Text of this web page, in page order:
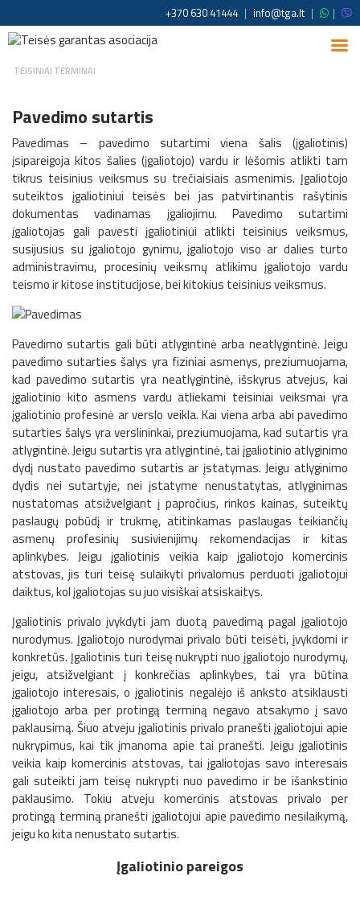
+370 630 41444 | info@tga.lt | |
TEISINIAI TERMINAI
Pavedimo sutartis
Pavedimas – pavedimo sutartimi viena šalis (įgaliotinis)
įsipareigoja kitos šalies (įgaliotojo) vardu ir lėšomis atlikti tam
tikrus teisinius veiksmus su trečiaisiais asmenimis. Įgaliotojo
suteiktos įgaliotiniui teisės bei jas patvirtinantis rašytinis
dokumentas vadinamas įgaliojimu. Pavedimo sutartimi
įgaliotojas gali pavesti įgaliotiniui atlikti teisinius veiksmus,
susijusius su įgaliotojo gynimu, įgaliotojo viso ar dalies turto
administravimu, procesinių veiksmų atlikimu įgaliotojo vardu
teismo ir kitose institucijose, bei kitokius teisinius veiksmus.
Pavedimo sutartis gali būti atlygintinė arba neatlygintinė. Jeigu
pavedimo sutarties šalys yra fiziniai asmenys, preziumuojama,
kad pavedimo sutartis yra neatlygintinė, išskyrus atvejus, kai
įgaliotinio kito asmens vardu atliekami teisiniai veiksmai yra
įgaliotinio profesinė ar verslo veikla. Kai viena arba abi pavedimo
sutarties šalys yra verslininkai, preziumuojama, kad sutartis yra
atlygintinė. Jeigu sutartis yra atlygintinė, tai įgaliotinio atlyginimo
dydį nustato pavedimo sutartis ar įstatymas. Jeigu atlyginimo
dydis nei sutartyje, nei įstatyme nenustatytas, atlyginimas
nustatomas atsižvelgiant į papročius, rinkos kainas, suteiktų
paslaugų pobūdį ir trukmę, atitinkamas paslaugas teikiančių
asmenų profesinių susivienijimų rekomendacijas ir kitas
aplinkybes. Jeigu įgaliotinis veikia kaip įgaliotojo komercinis
atstovas, jis turi teisę sulaikyti privalomus perduoti įgaliotojui
daiktus, kol įgaliotojas su juo visiškai atsiskaitys.
Įgaliotinis privalo įvykdyti jam duotą pavedimą pagal įgaliotojo
nurodymus. Įgaliotojo nurodymai privalo būti teisėti, įvykdomi ir
konkretūs. Įgaliotinis turi teisę nukrypti nuo įgaliotojo nurodymų,
jeigu, atsižvelgiant į konkrečias aplinkybes, tai yra būtina
įgaliotojo interesais, o įgaliotinis negalėjo iš anksto atsiklausti
įgaliotojo arba per protingą terminą negavo atsakymo į savo
paklausimą. Šiuo atveju įgaliotinis privalo pranešti įgaliotojui apie
nukrypimus, kai tik įmanoma apie tai pranešti. Jeigu įgaliotinis
veikia kaip komercinis atstovas, tai įgaliotojas savo interesais
gali suteikti jam teisę nukrypti nuo pavedimo ir be išankstinio
paklausimo. Tokiu atveju komercinis atstovas privalo per
protingą terminą pranešti įgaliotojui apie pavedimo nesilaikymą,
jeigu ko kita nenustato sutartis.
Įgaliotinio pareigos